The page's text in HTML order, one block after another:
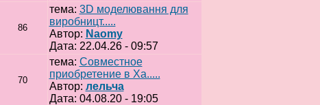
86
тема: 3D моделювання для
виробницт.....
Автор: Naomy
Дата: 22.04.26 - 09:57
70
тема: Совместное
приобретение в Ха.....
Автор: лельча
Дата: 04.08.20 - 19:05